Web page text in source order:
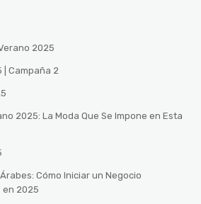
2025
| Campaña 2
2025: La Moda Que Se Impone en Esta
Cómo Iniciar un Negocio
en 2025